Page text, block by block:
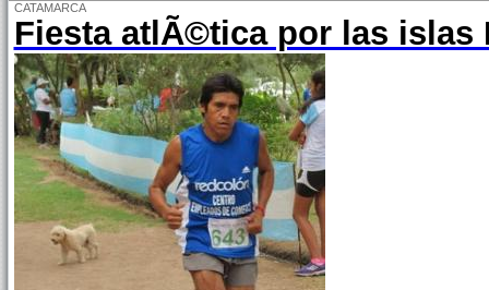
CATAMARCA
Fiesta atlÃ©tica por las islas